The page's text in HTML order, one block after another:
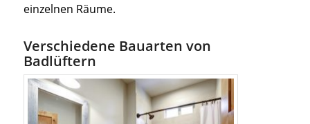
einzelnen Räume.
Verschiedene Bauarten von
Badlüftern